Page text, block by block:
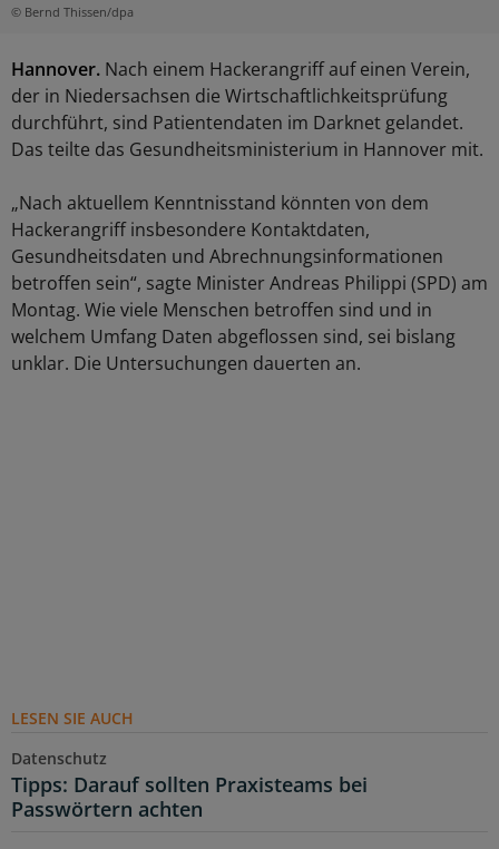
© Bernd Thissen/dpa
Hannover. Nach einem Hackerangriff auf einen Verein,
der in Niedersachsen die Wirtschaftlichkeitsprüfung
durchführt, sind Patientendaten im Darknet gelandet.
Das teilte das Gesundheitsministerium in Hannover mit.
„Nach aktuellem Kenntnisstand könnten von dem
Hackerangriff insbesondere Kontaktdaten,
Gesundheitsdaten und Abrechnungsinformationen
betroffen sein“, sagte Minister Andreas Philippi (SPD) am
Montag. Wie viele Menschen betroffen sind und in
welchem Umfang Daten abgeflossen sind, sei bislang
unklar. Die Untersuchungen dauerten an.
LESEN SIE AUCH
Datenschutz
Tipps: Darauf sollten Praxisteams bei
Passwörtern achten